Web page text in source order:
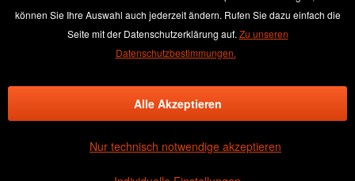
aktuelle Preisliste
Anleitung runde Leinwand wässern
Händler-Login
Kundenmeinungen
Versand und Zahlungsbedingungen
können Sie Ihre Auswahl auch jederzeit ändern. Rufen Sie dazu einfach die
Seite mit der Datenschutzerklärung auf. Zu unseren
Datenschutzbestimmungen.
Nur technisch notwendige akzeptieren
Alle Akzeptieren